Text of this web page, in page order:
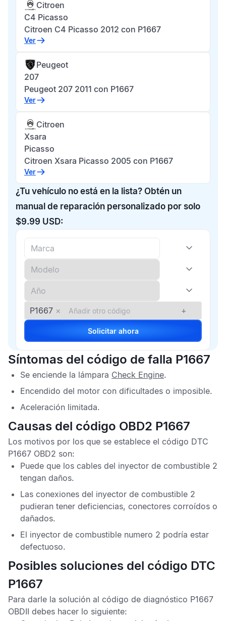
Citroen
C4 Picasso
Citroen C4 Picasso 2012 con P1667
Ver
Peugeot
207
Peugeot 207 2011 con P1667
Ver
Citroen
Xsara
Picasso
Citroen Xsara Picasso 2005 con P1667
Ver
¿Tu vehículo no está en la lista? Obtén un
manual de reparación personalizado por solo
$9.99 USD:
P1667 × +
Solicitar ahora
Síntomas del código de falla P1667
Se enciende la lámpara Check Engine.
Encendido del motor con dificultades o imposible.
Aceleración limitada.
Causas del código OBD2 P1667
Los motivos por los que se establece el código DTC
P1667 OBD2 son:
Puede que los cables del inyector de combustible 2
tengan daños.
Las conexiones del inyector de combustible 2
pudieran tener deficiencias, conectores corroídos o
dañados.
El inyector de combustible numero 2 podría estar
defectuoso.
Posibles soluciones del código DTC
P1667
Para darle la solución al código de diagnóstico P1667
OBDII debes hacer lo siguiente: